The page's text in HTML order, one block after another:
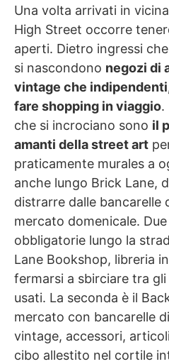
Una volta arrivati in
High Street occorre
aperti. Dietro ingressi
si nascondono negozi di
vintage che
fare shopping in viaggio.
che si incrociano sono il
amanti della street art
praticamente murales a
anche lungo Brick Lane,
distrarre dalle bancarelle
mercato domenicale.
obbligatorie lungo la
Lane Bookshop, libreria
fermarsi a sbirciare tra
usati. La seconda è il
mercato con bancarelle
vintage, accessori,
cibo allestito nel cortile